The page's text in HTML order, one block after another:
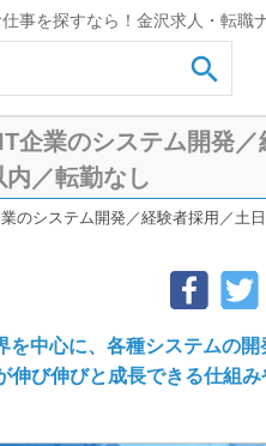
事を探すなら！金沢求人・転職

企業のシステム開発
／転勤なし
のシステム開発／経験者採用／土
中心に、各種システムの開
伸び伸びと成長できる仕組み